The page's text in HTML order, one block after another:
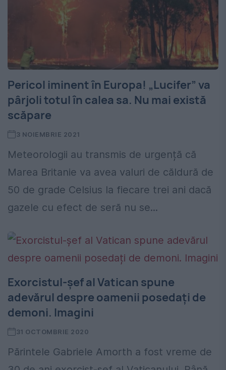
Pericol iminent în Europa! „Lucifer” va
pârjoli totul în calea sa. Nu mai există
scăpare
3 NOIEMBRIE 2021
Meteorologii au transmis de urgență că
Marea Britanie va avea valuri de căldură de
50 de grade Celsius la fiecare trei ani dacă
gazele cu efect de seră nu se...
Exorcistul-șef al Vatican spune
adevărul despre oamenii posedați de
demoni. Imagini
31 OCTOMBRIE 2020
Părintele Gabriele Amorth a fost vreme de